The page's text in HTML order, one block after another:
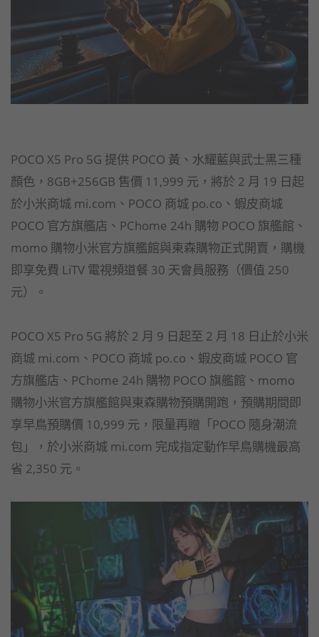
POCO X5 Pro 5G 提供 POCO 黃、水耀藍與武士黑三種
顏色，8GB+256GB 售價 11,999 元，將於 2 月 19 日起
於小米商城 mi.com、POCO 商城 po.co、蝦皮商城
POCO 官方旗艦店、PChome 24h 購物 POCO 旗艦館、
momo 購物小米官方旗艦館與東森購物正式開賣，購機
即享免費 LiTV 電視頻道餐 30 天會員服務（價值 250
元）。
POCO X5 Pro 5G 將於 2 月 9 日起至 2 月 18 日止於小米
商城 mi.com、POCO 商城 po.co、蝦皮商城 POCO 官
方旗艦店、PChome 24h 購物 POCO 旗艦館、momo
購物小米官方旗艦館與東森購物預購開跑，預購期間即
享早鳥預購價 10,999 元，限量再贈「POCO 隨身潮流
包」，於小米商城 mi.com 完成指定動作早鳥購機最高
省 2,350 元。